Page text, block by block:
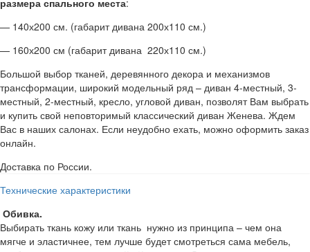
— 140х200 см. (габарит дивана 200х110 см.)
— 160х200 см (габарит дивана 220х110 см.)
Большой выбор тканей, деревянного декора и механизмов
трансформации, широкий модельный ряд – диван 4-местный, 3-
местный, 2-местный, кресло, угловой диван, позволят Вам выбрать
и купить свой неповторимый классический диван Женева. Ждем
Вас в наших салонах. Если неудобно ехать, можно оформить заказ
онлайн.
Доставка по России.
Технические характеристики
Обивка.
Выбирать ткань кожу или ткань нужно из принципа – чем она
мягче и эластичнее, тем лучше будет смотреться сама мебель,